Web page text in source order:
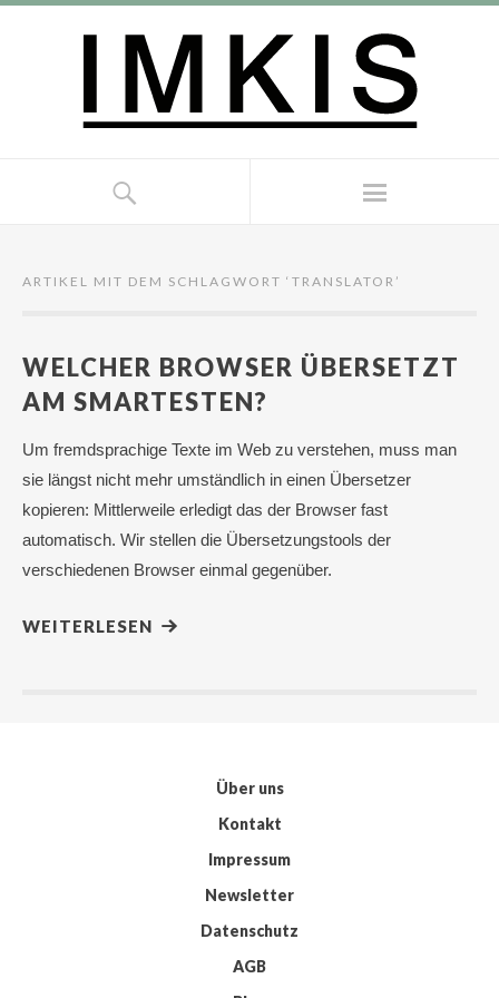
ARTIKEL MIT DEM SCHLAGWORT ‘ TRANSLATOR ’
WELCHER BROWSER ÜBERSETZT
AM SMARTESTEN?
Um fremdsprachige Texte im Web zu verstehen, muss man
sie längst nicht mehr umständlich in einen Übersetzer
kopieren: Mittlerweile erledigt das der Browser fast
automatisch. Wir stellen die Übersetzungstools der
verschiedenen Browser einmal gegenüber.
WEITERLESEN
Über uns
Kontakt
Impressum
Newsletter
Datenschutz
AGB